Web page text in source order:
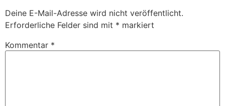
Deine E-Mail-Adresse wird nicht veröffentlicht.
Erforderliche Felder sind mit * markiert
Kommentar *